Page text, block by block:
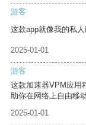
游客
这款app就像我的私
2025-01-01
游客
这款加速器VPM应用
助你在网络上自由移动
2025-01-01